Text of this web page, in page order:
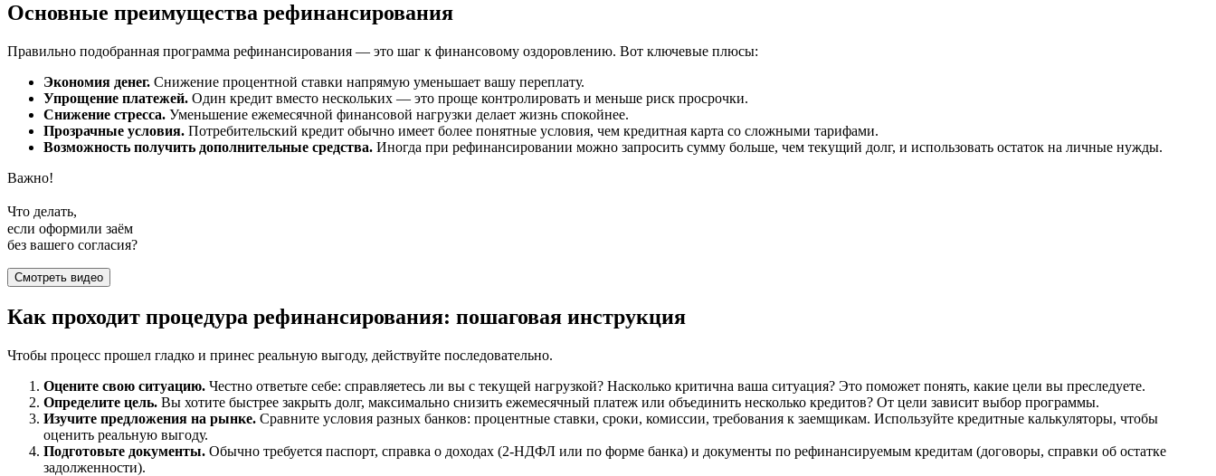
Основные преимущества рефинансирования
Правильно подобранная программа рефинансирования — это шаг к финансовому оздоровлению. Вот ключевые плюсы:
Экономия денег. Снижение процентной ставки напрямую уменьшает вашу переплату.
Упрощение платежей. Один кредит вместо нескольких — это проще контролировать и меньше риск просрочки.
Снижение стресса. Уменьшение ежемесячной финансовой нагрузки делает жизнь спокойнее.
Прозрачные условия. Потребительский кредит обычно имеет более понятные условия, чем кредитная карта со сложными тарифами.
Возможность получить дополнительные средства. Иногда при рефинансировании можно запросить сумму больше, чем текущий долг, и использовать остаток на личные нужды.
Важно!
Что делать,
если оформили заём
без вашего согласия?
Смотреть видео
Как проходит процедура рефинансирования: пошаговая инструкция
Чтобы процесс прошел гладко и принес реальную выгоду, действуйте последовательно.
Оцените свою ситуацию. Честно ответьте себе: справляетесь ли вы с текущей нагрузкой? Насколько критична ваша ситуация? Это поможет понять, какие цели вы преследуете.
Определите цель. Вы хотите быстрее закрыть долг, максимально снизить ежемесячный платеж или объединить несколько кредитов? От цели зависит выбор программы.
Изучите предложения на рынке. Сравните условия разных банков: процентные ставки, сроки, комиссии, требования к заемщикам. Используйте кредитные калькуляторы, чтобы
оценить реальную выгоду.
Подготовьте документы. Обычно требуется паспорт, справка о доходах (2-НДФЛ или по форме банка) и документы по рефинансируемым кредитам (договоры, справки об остатке
задолженности).